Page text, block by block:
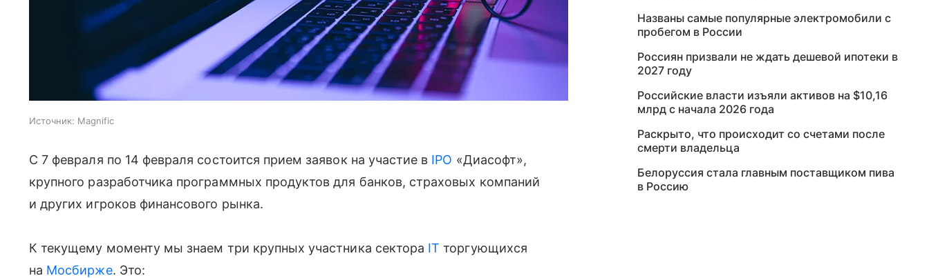
Источник: Magnific
С 7 февраля по 14 февраля состоится прием заявок на участие в IPO «Диасофт»,
крупного разработчика программных продуктов для банков, страховых компаний
и других игроков финансового рынка.
К текущему моменту мы знаем три крупных участника сектора IT торгующихся
на Мосбирже. Это:
Названы самые популярные электромобили с
пробегом в России
Россиян призвали не ждать дешевой ипотеки в
2027 году
Российские власти изъяли активов на $10,16
млрд с начала 2026 года
Раскрыто, что происходит со счетами после
смерти владельца
Белоруссия стала главным поставщиком пива
в Россию